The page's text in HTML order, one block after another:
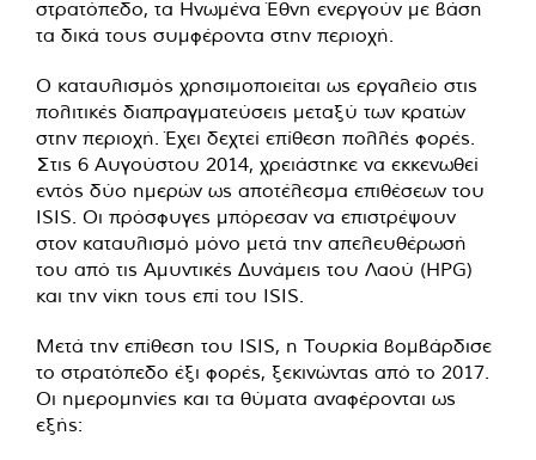
στρατόπεδο, τα Ηνωμένα Έθνη ενεργούν με βάση
τα δικά τους συμφέροντα στην περιοχή.
Ο καταυλισμός χρησιμοποιείται ως εργαλείο στις
πολιτικές διαπραγματεύσεις μεταξύ των κρατών
στην περιοχή. Έχει δεχτεί επίθεση πολλές φορές.
Στις 6 Αυγούστου 2014, χρειάστηκε να εκκενωθεί
εντός δύο ημερών ως αποτέλεσμα επιθέσεων του
ISIS. Οι πρόσφυγες μπόρεσαν να επιστρέψουν
στον καταυλισμό μόνο μετά την απελευθέρωσή
του από τις Αμυντικές Δυνάμεις του Λαού (HPG)
και την νίκη τους επί του ISIS.
Μετά την επίθεση του ISIS, η Τουρκία βομβάρδισε
το στρατόπεδο έξι φορές, ξεκινώντας από το 2017.
Οι ημερομηνίες και τα θύματα αναφέρονται ως
εξής: